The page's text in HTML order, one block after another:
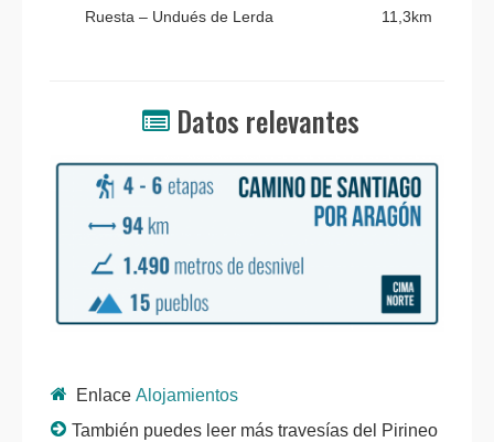
Ruesta – Undués de Lerda 11,3km
Datos relevantes
Enlace Alojamientos
También puedes leer más travesías del Pirineo